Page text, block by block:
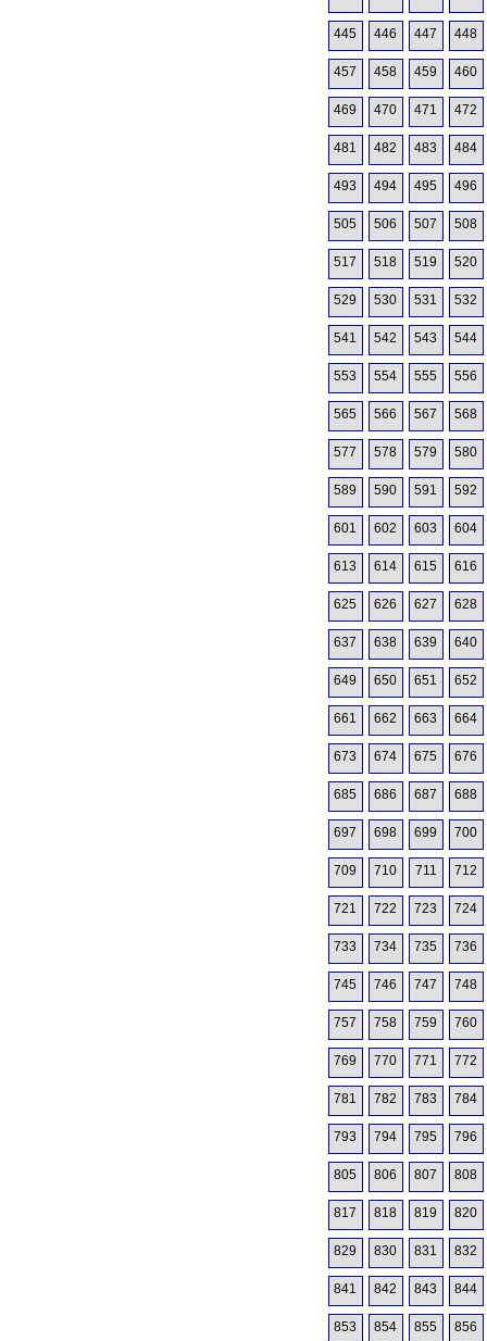
445 446 447 448
457 458 459 460
469 470 471 472
481 482 483 484
493 494 495 496
505 506 507 508
517 518 519 520
529 530 531 532
541 542 543 544
553 554 555 556
565 566 567 568
577 578 579 580
589 590 591 592
601 602 603 604
613 614 615 616
625 626 627 628
637 638 639 640
649 650 651 652
661 662 663 664
673 674 675 676
685 686 687 688
697 698 699 700
709 710 711 712
721 722 723 724
733 734 735 736
745 746 747 748
757 758 759 760
769 770 771 772
781 782 783 784
793 794 795 796
805 806 807 808
817 818 819 820
829 830 831 832
841 842 843 844
853 854 855 856